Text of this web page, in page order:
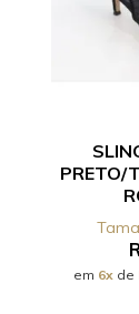
PRETO/
em 6x de